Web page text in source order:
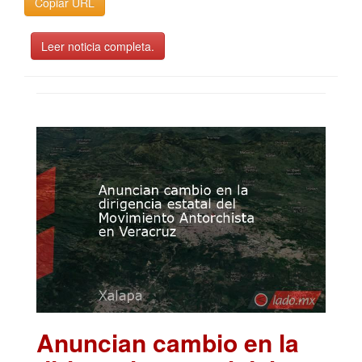
Leer noticia completa.
Anuncian cambio en la